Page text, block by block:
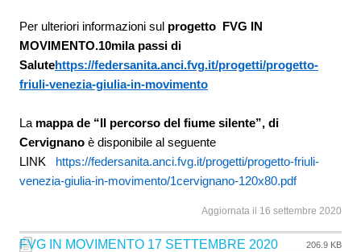
Per ulteriori informazioni sul progetto FVG IN
MOVIMENTO.10mila passi di
Salutehttps://federsanita.anci.fvg.it/progetti/progetto-
friuli-venezia-giulia-in-movimento
La mappa de “Il percorso del fiume silente”, di
Cervignano è disponibile al seguente
LINK https://federsanita.anci.fvg.it/progetti/progetto-friuli-
venezia-giulia-in-movimento/1cervignano-120x80.pdf
Aggiornata il 16 settembre 2020
FVG IN MOVIMENTO 17 SETTEMBRE 2020 206.9 KB